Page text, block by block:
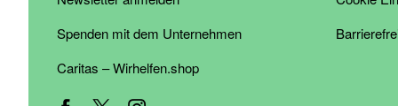
Spenden mit dem Unternehmen
Caritas – Wirhelfen.shop